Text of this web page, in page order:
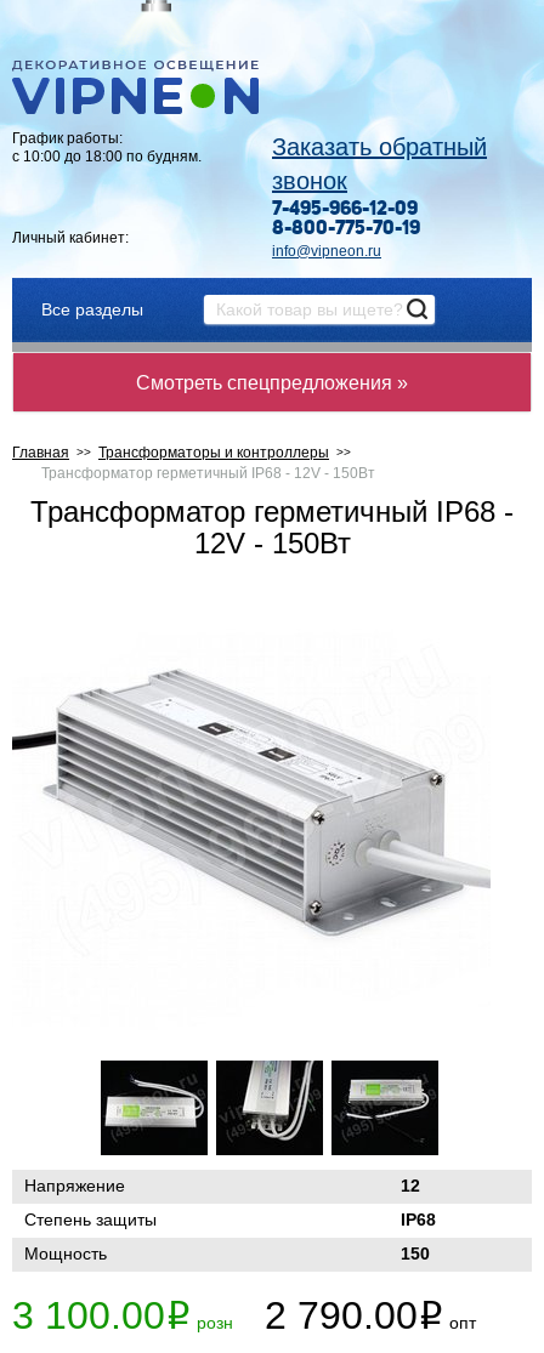
График работы:
с 10:00 до 18:00 по будням.
Личный кабинет:
Заказать обратный
звонок
7-495-966-12-09
8-800-775-70-19
info@vipneon.ru
Все разделы
Смотреть спецпредложения »
Главная
Трансформаторы и контроллеры
Трансформатор герметичный IP68 - 12V - 150Вт
Трансформатор герметичный IP68 -
12V - 150Вт
Напряжение
12
Степень защиты
IP68
Мощность
150
3 100.00i розн 2 790.00i опт